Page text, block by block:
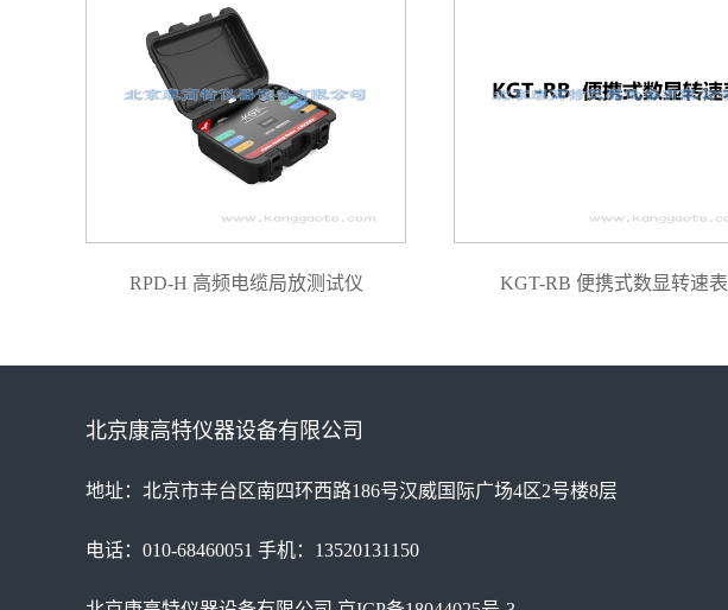
RPD-H 高频电缆局放测试仪 KGT-RB 便携式数显转速表
北京康高特仪器设备有限公司
地址：北京市丰台区南四环西路186号汉威国际广场4区2号楼8层
电话：010-68460051 手机：13520131150